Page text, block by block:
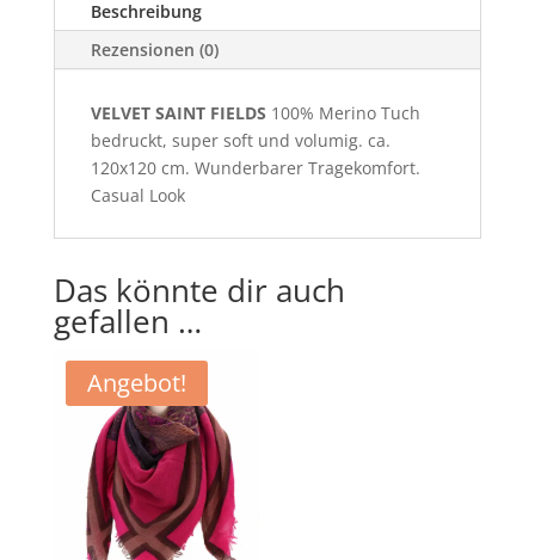
Beschreibung
Rezensionen (0)
VELVET SAINT FIELDS 100% Merino Tuch
bedruckt, super soft und volumig. ca.
120x120 cm. Wunderbarer Tragekomfort.
Casual Look
Das könnte dir auch
gefallen …
Angebot!